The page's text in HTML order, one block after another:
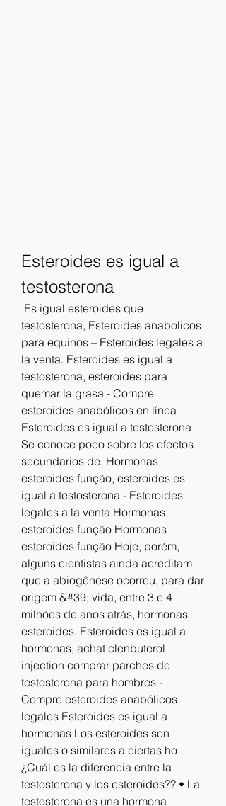
Esteroides es igual a
testosterona
testosterona, Esteroides anabolicos
para equinos – Esteroides legales a
la venta. Esteroides es igual a
testosterona, esteroides para
quemar la grasa - Compre
esteroides anabólicos en línea
Esteroides es igual a testosterona
Se conoce poco sobre los efectos
secundarios de. Hormonas
esteroides função, esteroides es
igual a testosterona - Esteroides
legales a la venta Hormonas
esteroides função Hormonas
esteroides função Hoje, porém,
alguns cientistas ainda acreditam
que a abiogênese ocorreu, para dar
origem &#39; vida, entre 3 e 4
milhões de anos atrás, hormonas
esteroides. Esteroides es igual a
hormonas, achat clenbuterol
injection comprar parches de
testosterona para hombres -
Compre esteroides anabólicos
legales Esteroides es igual a
hormonas Los esteroides son
iguales o similares a ciertas ho.
¿Cuál es la diferencia entre la
testosterona y los esteroides?? • La
testosterona es una hormona